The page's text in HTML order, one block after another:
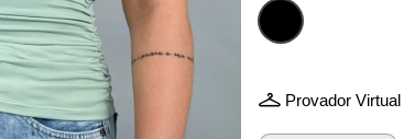
Provador Virtual